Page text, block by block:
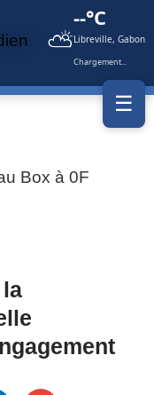
⛅
--°C
Libreville, Gabon
Chargement...
☰